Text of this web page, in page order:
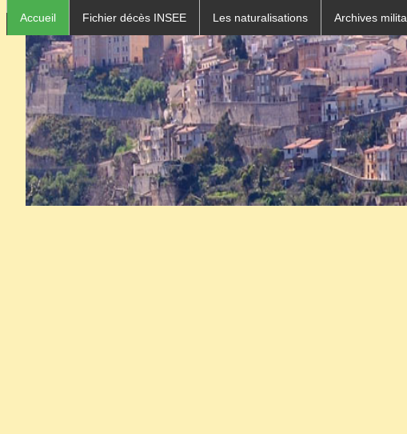
Accueil Fichier décès INSEE Les naturalisations Archives